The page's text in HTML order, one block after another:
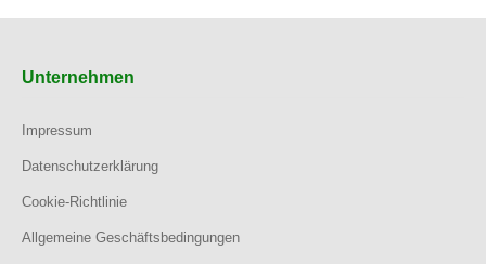
Unternehmen
Impressum
Datenschutzerklärung
Cookie-Richtlinie
Allgemeine Geschäftsbedingungen